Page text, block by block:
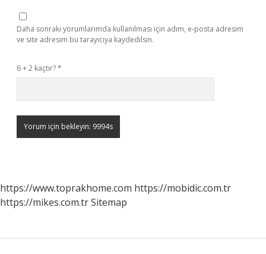
Daha sonraki yorumlarımda kullanılması için adım, e-posta adresim
ve site adresim bu tarayıcıya kaydedilsin.
6 + 2 kaçtır?*
https://www.toprakhome.com https://mobidic.com.tr
https://mikes.com.trSitemap